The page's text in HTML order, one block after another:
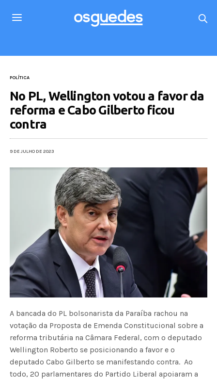
POLÍTICA
No PL, Wellington votou a favor da
reforma e Cabo Gilberto ficou
contra
9 DE JULHO DE 2023
A bancada do PL bolsonarista da Paraíba rachou na
votação da Proposta de Emenda Constitucional sobre a
reforma tributária na Câmara Federal, com o deputado
Wellington Roberto se posicionando a favor e o
deputado Cabo Gilberto se manifestando contra. Ao
todo, 20 parlamentares do Partido Liberal apoiaram a